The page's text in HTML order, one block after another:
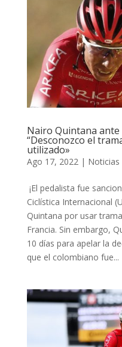
Nairo Quintana ante
“Desconozco el
utilizado»
Ago 17, 2022| Noticias
¡El pedalista fue
Ciclística Internacional
Quintana por usar
Francia. Sin embargo,
10 días para apelar la
que el colombiano fue...